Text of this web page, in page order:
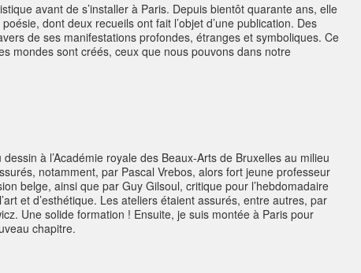
avant de s’installer à Paris. Depuis bientôt quarante ans, elle
dont deux recueils ont fait l’objet d’une publication. Des
de ses manifestations profondes, étranges et symboliques. Ce
mondes sont créés, ceux que nous pouvons dans notre
à l’Académie royale des Beaux-Arts de Bruxelles au milieu
notamment, par Pascal Vrebos, alors fort jeune professeur
belge, ainsi que par Guy Gilsoul, critique pour l’hebdomadaire
et d’esthétique. Les ateliers étaient assurés, entre autres, par
Une solide formation ! Ensuite, je suis montée à Paris pour
chapitre.